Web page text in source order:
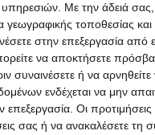
υπηρεσιών. Με την άδειά σας,
γεωγραφικής τοποθεσίας
στην επεξεργασία από
να αποκτήσετε
συναινέσετε ή να αρνηθείτε
ενδέχεται να μην
επεξεργασία. Οι
σας ή να ανακαλέσετε τη